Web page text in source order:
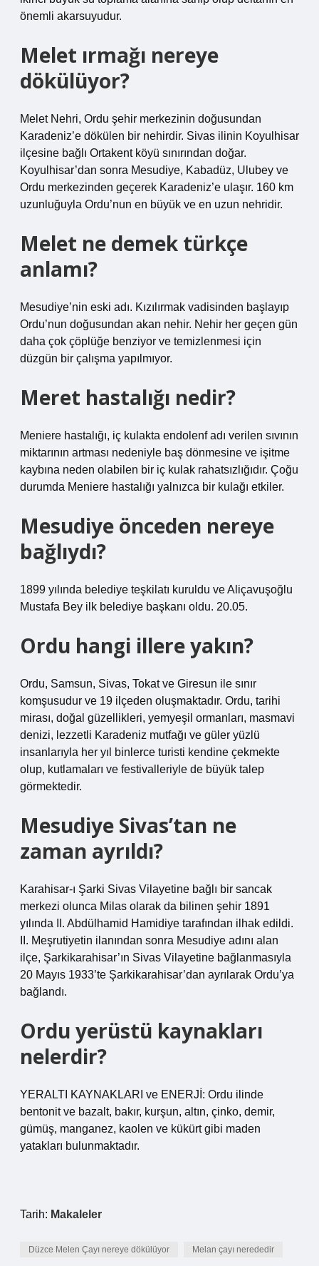
önemli akarsuyudur.
Melet ırmağı nereye
dökülüyor?
Melet Nehri, Ordu şehir merkezinin doğusundan
Karadeniz’e dökülen bir nehirdir. Sivas ilinin Koyulhisar
ilçesine bağlı Ortakent köyü sınırından doğar.
Koyulhisar’dan sonra Mesudiye, Kabadüz, Ulubey ve
Ordu merkezinden geçerek Karadeniz’e ulaşır. 160 km
uzunluğuyla Ordu’nun en büyük ve en uzun nehridir.
Melet ne demek türkçe
anlamı?
Mesudiye’nin eski adı. Kızılırmak vadisinden başlayıp
Ordu’nun doğusundan akan nehir. Nehir her geçen gün
daha çok çöplüğe benziyor ve temizlenmesi için
düzgün bir çalışma yapılmıyor.
Meret hastalığı nedir?
Meniere hastalığı, iç kulakta endolenf adı verilen sıvının
miktarının artması nedeniyle baş dönmesine ve işitme
kaybına neden olabilen bir iç kulak rahatsızlığıdır. Çoğu
durumda Meniere hastalığı yalnızca bir kulağı etkiler.
Mesudiye önceden nereye
bağlıydı?
1899 yılında belediye teşkilatı kuruldu ve Aliçavuşoğlu
Mustafa Bey ilk belediye başkanı oldu. 20.05.
Ordu hangi illere yakın?
Ordu, Samsun, Sivas, Tokat ve Giresun ile sınır
komşusudur ve 19 ilçeden oluşmaktadır. Ordu, tarihi
mirası, doğal güzellikleri, yemyeşil ormanları, masmavi
denizi, lezzetli Karadeniz mutfağı ve güler yüzlü
insanlarıyla her yıl binlerce turisti kendine çekmekte
olup, kutlamaları ve festivalleriyle de büyük talep
görmektedir.
Mesudiye Sivas’tan ne
zaman ayrıldı?
Karahisar-ı Şarki Sivas Vilayetine bağlı bir sancak
merkezi olunca Milas olarak da bilinen şehir 1891
yılında II. Abdülhamid Hamidiye tarafından ilhak edildi.
II. Meşrutiyetin ilanından sonra Mesudiye adını alan
ilçe, Şarkikarahisar’ın Sivas Vilayetine bağlanmasıyla
20 Mayıs 1933’te Şarkikarahisar’dan ayrılarak Ordu’ya
bağlandı.
Ordu yerüstü kaynakları
nelerdir?
YERALTI KAYNAKLARI ve ENERJİ: Ordu ilinde
bentonit ve bazalt, bakır, kurşun, altın, çinko, demir,
gümüş, manganez, kaolen ve kükürt gibi maden
yatakları bulunmaktadır.
Tarih: Makaleler
Düzce Melen Çayı nereye dökülüyor Melan çayı nerededir